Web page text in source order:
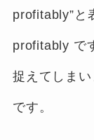
profitably”と
profitably で
捉えてしま
です。